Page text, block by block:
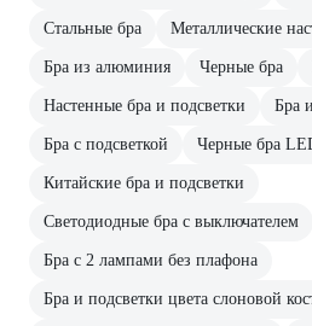
Стальные бра Металлические
Бра из алюминия Черные бра
Настенные бра и подсветки Бра
Бра с подсветкой Черные бра
Китайские бра и подсветки
Светодиодные бра с выключателем
Бра с 2 лампами без плафона
Бра и подсветки цвета слоновой